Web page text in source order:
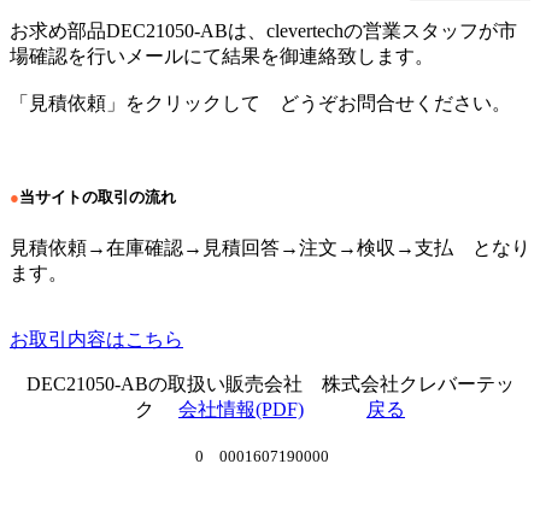
お求め部品DEC21050-ABは、clevertechの営業スタッフが市
場確認を行いメールにて結果を御連絡致します。
「見積依頼」をクリックして どうぞお問合せください。
●当サイトの取引の流れ
見積依頼→在庫確認→見積回答→注文→検収→支払 となり
ます。
お取引内容はこちら
DEC21050-ABの取扱い販売会社 株式会社クレバーテッ
ク 会社情報(PDF) 戻る
0 0001607190000